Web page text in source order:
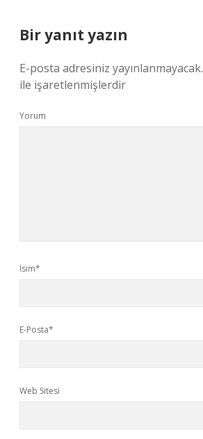
Bir yanıt yazın
E-posta adresiniz yayınlanmayacak.
ile işaretlenmişlerdir
Yorum
İsim*
E-Posta*
Web Sitesi